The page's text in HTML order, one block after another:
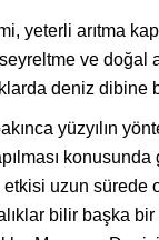
yeterli arıtma
ve doğal
deniz dibine
yüzyılın
uzun sürede
bilir başka